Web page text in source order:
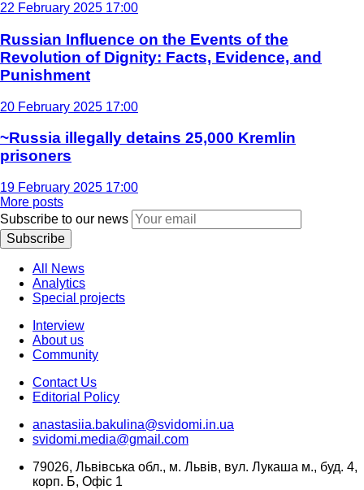
22 February 2025 17:00
Russian Influence on the Events of the
Revolution of Dignity: Facts, Evidence, and
Punishment
20 February 2025 17:00
~Russia illegally detains 25,000 Kremlin
prisoners
19 February 2025 17:00
More posts
Subscribe to our news
Subscribe
All News
Analytics
Special projects
Interview
About us
Community
Contact Us
Editorial Policy
anastasiia.bakulina@svidomi.in.ua
svidomi.media@gmail.com
79026, Львівська обл., м. Львів, вул. Лукаша м., буд. 4,
корп. Б, Офіс 1